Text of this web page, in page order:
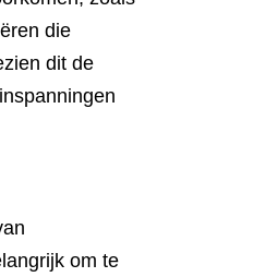
die
dit de
om te